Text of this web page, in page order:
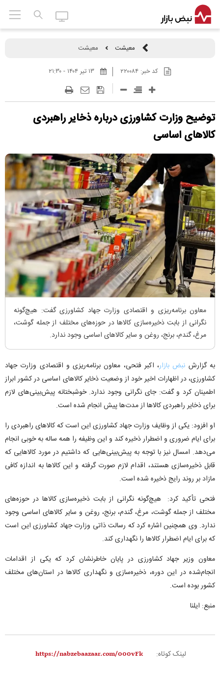
معیشت معیشت
کد خبر:۲۲۰۰۸۴ ۱۳ تير ۱۴۰۴ - ۲۱:۳۰
توضیح وزارت کشاورزی درباره ذخایر راهبردی
کالا‌های اساسی
معاون برنامه‌ریزی و اقتصادی وزارت جهاد کشاورزی گفت: هیچ‌گونه
نگرانی از بابت ذخیره‌سازی کالا‌ها در حوزه‌های مختلف از جمله گوشت،
مرغ، گندم، برنج، روغن و سایر کالا‌های اساسی وجود ندارد.
به گزارش نبض بازار، اکبر فتحی، معاون برنامه‌ریزی و اقتصادی وزارت جهاد
کشاورزی، در اظهارات اخیر خود از وضعیت ذخایر کالا‌های اساسی در کشور ابراز
اطمینان کرد و گفت: جای نگرانی وجود ندارد. خوشبختانه پیش‌بینی‌های لازم
برای ذخایر راهبردی کالا‌ها از مدت‌ها پیش انجام شده است.
او افزود: یکی از وظایف وزارت جهاد کشاورزی این است که کالا‌های راهبردی را
برای ایام ضروری و اضطرار ذخیره کند و این وظیفه را همه ساله به خوبی انجام
می‌دهد. امسال نیز با توجه به پیش‌بینی‌هایی که داشتیم در مورد کالا‌هایی که
قابل ذخیره‌سازی هستند، اقدام لازم صورت گرفته و این کالا‌ها به اندازه کافی
مازاد بر روند رایج ذخیره شده است.
فتحی تأکید کرد: هیچ‌گونه نگرانی از بابت ذخیره‌سازی کالا‌ها در حوزه‌های
مختلف از جمله گوشت، مرغ، گندم، برنج، روغن و سایر کالا‌های اساسی وجود
ندارد. وی همچنین اشاره کرد که رسالت ذاتی وزارت جهاد کشاورزی این است
که برای ایام اضطرار کالا‌ها را نگهداری کند.
معاون وزیر جهاد کشاورزی در پایان خاطرنشان کرد که یکی از اقدامات
انجام‌شده در این دوره، ذخیره‌سازی و نگهداری کالا‌ها در استان‌های مختلف
کشور بوده است.
منبع: ایلنا
لینک کوتاه: